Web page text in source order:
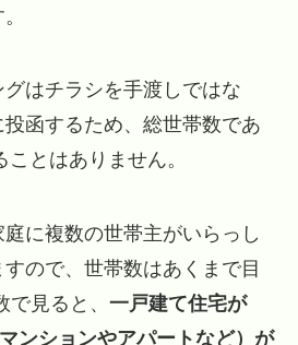
はチラシを手渡しではな
函するため、総世帯数であ
とはありません。
に複数の世帯主がいらっし
ので、世帯数はあくまで目
見ると、 一戸建て住宅が
ンションやアパートなど）が